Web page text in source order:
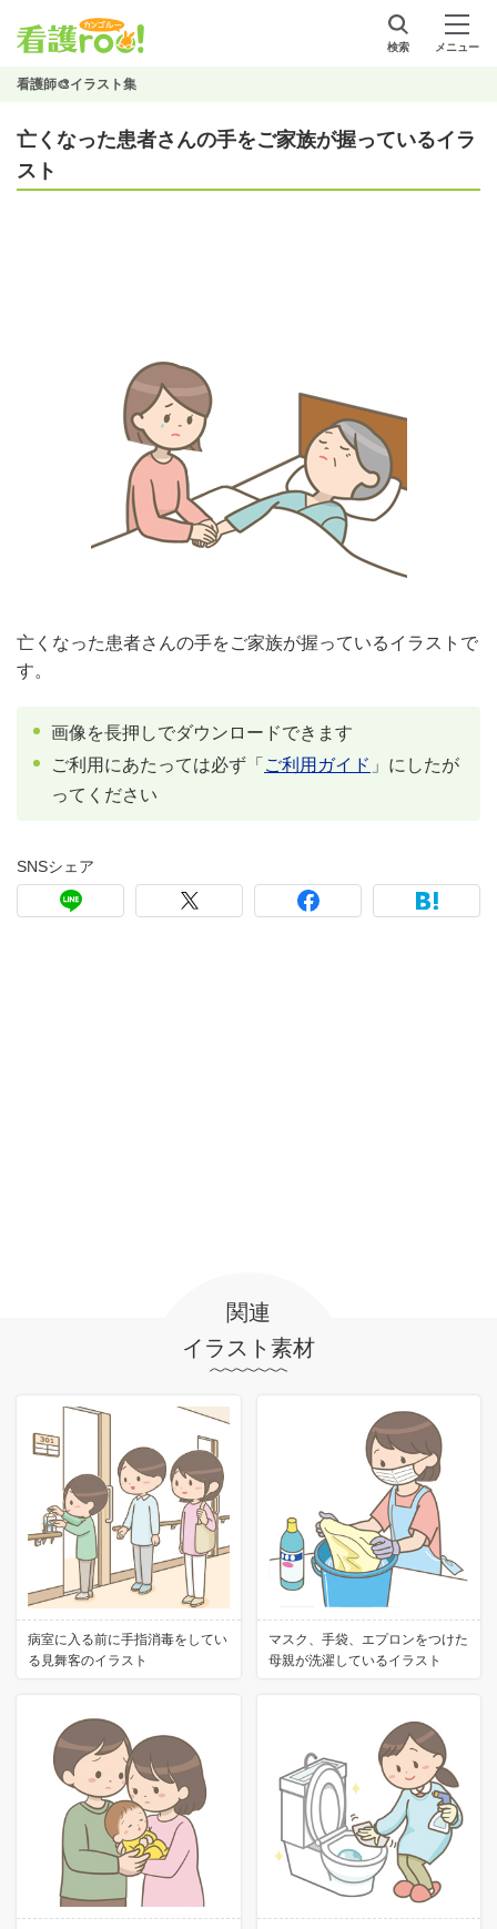
検索 メニュー
看護師🎨イラスト集
亡くなった患者さんの手をご家族が握っているイラ
スト
亡くなった患者さんの手をご家族が握っているイラストで
す。
画像を長押しでダウンロードできます
ご利用にあたっては必ず「 ご利用ガイド 」にしたが
ってください
SNSシェア
関連
イラスト素材
病室に入る前に手指消毒をしてい
る見舞客のイラスト
マスク、手袋、エプロンをつけた
母親が洗濯しているイラスト